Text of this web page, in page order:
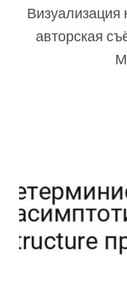
Визуализация
авторская